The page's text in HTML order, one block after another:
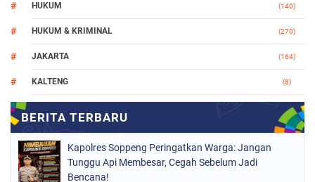
HUKUM (140)
HUKUM & KRIMINAL (270)
JAKARTA (164)
KALTENG (8)
(112)
NASIONAL (966)
ORGANISASI
Kapolres Soppeng Peringatkan Warga: Jangan
Tunggu Api Membesar, Cegah Sebelum Jadi
Bencana!